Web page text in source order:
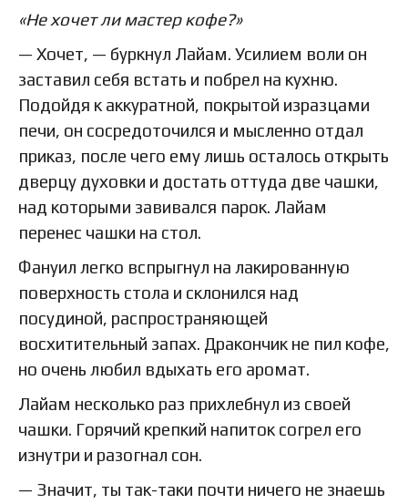
«Не хочет ли мастер кофе?»
— Хочет, — буркнул Лайам. Усилием воли он
заставил себя встать и побрел на кухню.
Подойдя к аккуратной, покрытой изразцами
печи, он сосредоточился и мысленно отдал
приказ, после чего ему лишь осталось открыть
дверцу духовки и достать оттуда две чашки,
над которыми завивался парок. Лайам
перенес чашки на стол.
Фануил легко вспрыгнул на лакированную
поверхность стола и склонился над
посудиной, распространяющей
восхитительный запах. Дракончик не пил кофе,
но очень любил вдыхать его аромат.
Лайам несколько раз прихлебнул из своей
чашки. Горячий крепкий напиток согрел его
изнутри и разогнал сон.
— Значит, ты так-таки почти ничего не знаешь